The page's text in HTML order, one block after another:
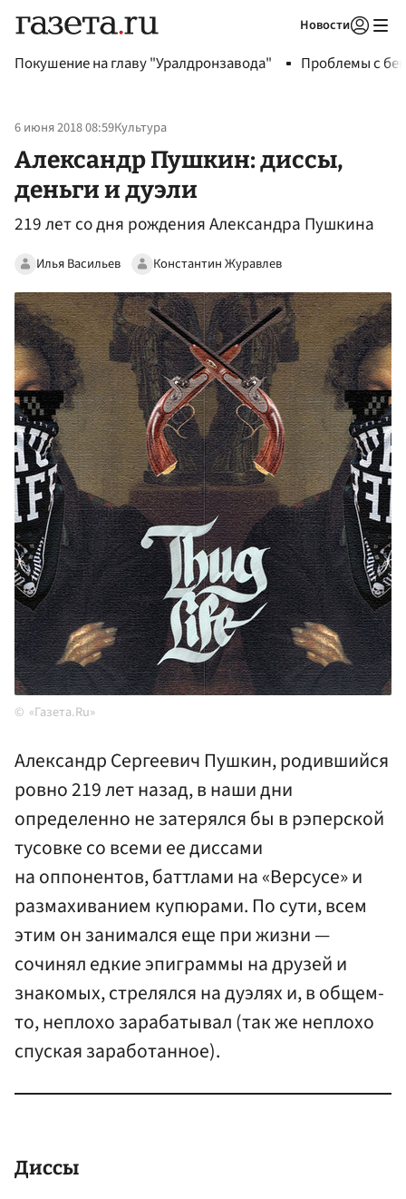
Новости
Покушение на главу "Уралдронзавода" Проблемы с
6 июня 2018 08:59Культура
Александр Пушкин: диссы,
деньги и дуэли
219 лет со дня рождения Александра Пушкина
Илья Васильев Константин Журавлев
«Газета.Ru»
Александр Сергеевич Пушкин, родившийся
ровно 219 лет назад, в наши дни
определенно не затерялся бы в рэперской
тусовке со всеми ее диссами
на оппонентов, баттлами на «Версусе» и
размахиванием купюрами. По сути, всем
этим он занимался еще при жизни —
сочинял едкие эпиграммы на друзей и
знакомых, стрелялся на дуэлях и, в общем-
то, неплохо зарабатывал (так же неплохо
спуская заработанное).
Диссы